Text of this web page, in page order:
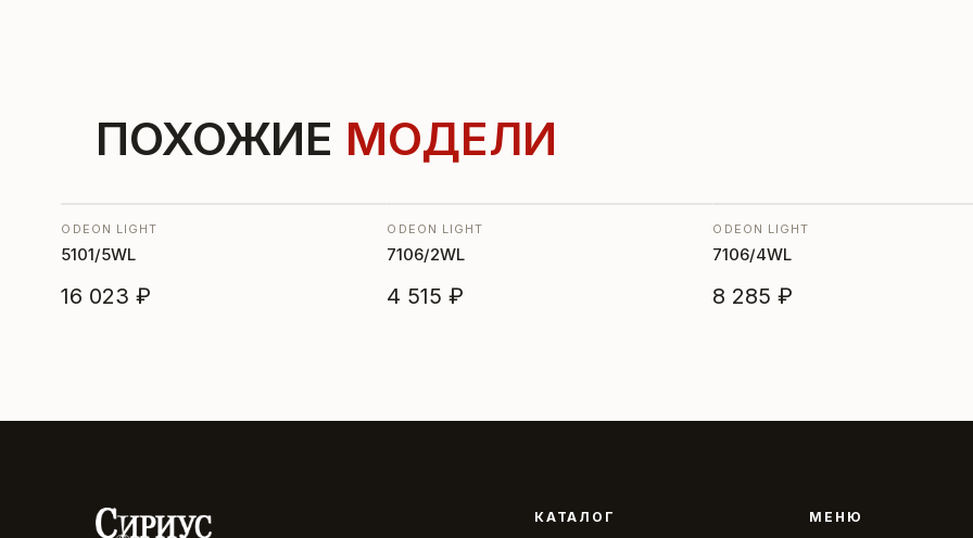
ПОХОЖИЕ МОДЕЛИ
ODEON LIGHT
5101/5WL
16 023 ₽
ODEON LIGHT
7106/2WL
4 515 ₽
ODEON LIGHT
7106/4WL
8 285 ₽
КАТАЛОГ МЕНЮ